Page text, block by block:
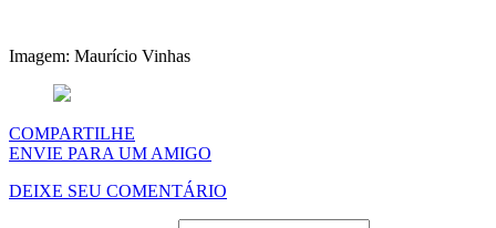
Imagem: Maurício Vinhas
COMPARTILHE
ENVIE PARA UM AMIGO
DEIXE SEU COMENTÁRIO